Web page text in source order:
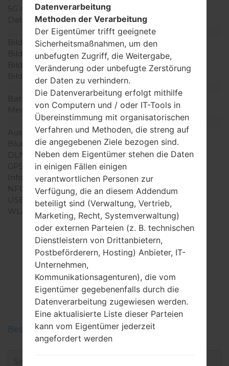
5G network
Daten
-
Anzeige
Bildschirmgröße
-
Bildschirmtyp
-
Bildschirmerweiterung
-
Bildschirmfarben
-
Batterie und Tastatur
Batteriekapazität
-
Mechanische Tastatur
-
Interfaces
Ausgabe für Audio
-
Bluetooth
-
DLNA
-
GPS
-
Infrarotanschluss
-
NFC
-
USB
-
WLAN
Firmware
LGH870I(LGH870I)
akaLG G6 LTE-A
Beschreiben Sie die Regionen der LG-Firmwaren
Datenverarbeitung
Methoden der Verarbeitung
Der Eigentümer trifft geeignete
Sicherheitsmaßnahmen, um den
unbefugten Zugriff, die Weitergabe,
Veränderung oder unbefugte Zerstörung
der Daten zu verhindern.
Die Datenverarbeitung erfolgt mithilfe
von Computern und / oder IT-Tools in
Übereinstimmung mit organisatorischen
Verfahren und Methoden, die streng auf
die angegebenen Ziele bezogen sind.
Neben dem Eigentümer stehen die Daten
in einigen Fällen einigen
verantwortlichen Personen zur
Verfügung, die an diesem Addendum
beteiligt sind (Verwaltung, Vertrieb,
Marketing, Recht, Systemverwaltung)
oder externen Parteien (z. B. technischen
Dienstleistern von Drittanbietern,
Postbeförderern, Hosting) Anbieter, IT-
Unternehmen,
Kommunikationsagenturen), die vom
Eigentümer gegebenenfalls durch die
Datenverarbeitung zugewiesen werden.
Eine aktualisierte Liste dieser Parteien
kann vom Eigentümer jederzeit
angefordert werden